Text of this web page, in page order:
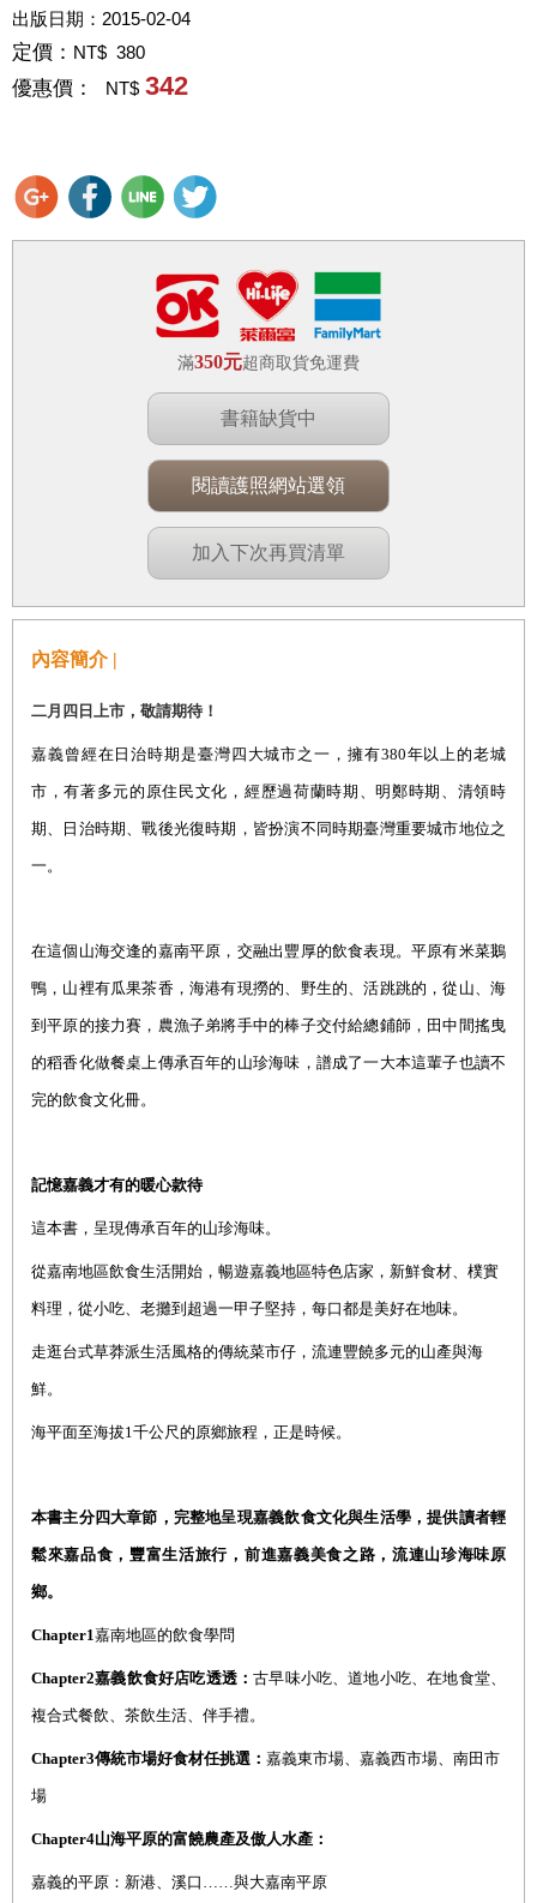
出版日期： 2015-02-04
定價： NT$ 380
優惠價： NT$ 342
滿350元超商取貨免運費
書籍缺貨中
閱讀護照網站選領
加入下次再買清單
內容簡介 |
二月四日上市，敬請期待！
嘉義曾經在日治時期是臺灣四大城市之一，擁有380年以上的老城
市，有著多元的原住民文化，經歷過荷蘭時期、明鄭時期、清領時
期、日治時期、戰後光復時期，皆扮演不同時期臺灣重要城市地位之
一。
在這個山海交逢的嘉南平原，交融出豐厚的飲食表現。平原有米菜鵝
鴨，山裡有瓜果茶香，海港有現撈的、野生的、活跳跳的，從山、海
到平原的接力賽，農漁子弟將手中的棒子交付給總鋪師，田中間搖曳
的稻香化做餐桌上傳承百年的山珍海味，譜成了一大本這輩子也讀不
完的飲食文化冊。
記憶嘉義才有的暖心款待
這本書 ，呈現傳承百年的山珍海味。
從嘉南地區飲食生活開始，暢遊嘉義地區特色店家，新鮮食材、樸實
料理，從小吃、老攤到超過一甲子堅持，每口都是美好在地味。
走逛台式草莽派生活風格的傳統菜市仔，流連豐饒多元的山產與海
鮮。
海平面至海拔1千公尺的原鄉旅程，正是時候。
本書主分四大章節，完整地呈現嘉義飲食文化與生活學，提供讀者輕
鬆來嘉品食，豐富生活旅行，前進嘉義美食之路，流連山珍海味原
鄉。
Chapter1嘉南地區的飲食學問
Chapter2嘉義飲食好店吃透透：古早味小吃、道地小吃、在地食堂、
複合式餐飲、茶飲生活、伴手禮。
Chapter3傳統市場好食材任挑選： 嘉義東市場、嘉義西市場、南田市
場
Chapter4山海平原的富饒農產及傲人水產：
嘉義的平原：新港、溪口……與大嘉南平原